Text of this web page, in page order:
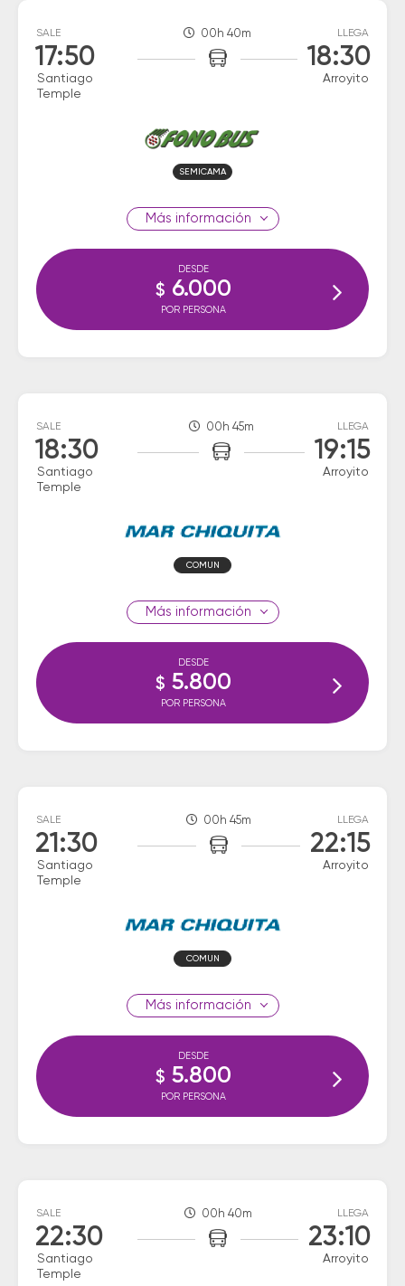
SALE
17:50
Santiago
Temple
00h 40m LLEGA
18:30
Arroyito
SEMICAMA
información
DESDE
$ 6.000
POR PERSONA
SALE
18:30
Santiago
Temple
00h 45m LLEGA
19:15
Arroyito
COMUN
información
DESDE
$ 5.800
POR PERSONA
SALE
21:30
Santiago
Temple
00h 45m LLEGA
22:15
Arroyito
COMUN
información
DESDE
$ 5.800
POR PERSONA
SALE
22:30
Santiago
Temple
00h 40m LLEGA
23:10
Arroyito